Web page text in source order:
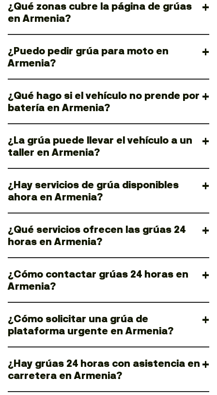
¿Qué zonas cubre la página de grúas
en Armenia?
¿Puedo pedir grúa para moto en
Armenia?
¿Qué hago si el vehículo no prende por
batería en Armenia?
¿La grúa puede llevar el vehículo a un
taller en Armenia?
¿Hay servicios de grúa disponibles
ahora en Armenia?
¿Qué servicios ofrecen las grúas 24
horas en Armenia?
¿Cómo contactar grúas 24 horas en
Armenia?
¿Cómo solicitar una grúa de
plataforma urgente en Armenia?
¿Hay grúas 24 horas con asistencia en
carretera en Armenia?